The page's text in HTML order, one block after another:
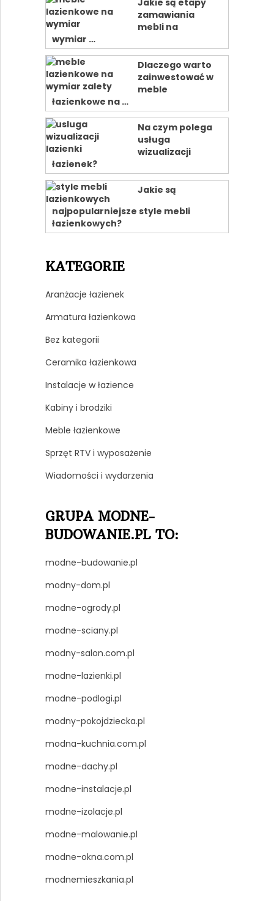
zamawiania
mebli na
wymiar …
Dlaczego warto
zainwestować w
meble
łazienkowe na …
Na czym polega
usługa
wizualizacji
łazienek?
Jakie są
najpopularniejsze style mebli
łazienkowych?
KATEGORIE
Aranżacje łazienek
Armatura łazienkowa
Bez kategorii
Ceramika łazienkowa
Instalacje w łazience
Kabiny i brodziki
Meble łazienkowe
Sprzęt RTV i wyposażenie
Wiadomości i wydarzenia
GRUPA MODNE-
BUDOWANIE.PL TO:
modne-budowanie.pl
modny-dom.pl
modne-ogrody.pl
modne-sciany.pl
modny-salon.com.pl
modne-lazienki.pl
modne-podlogi.pl
modny-pokojdziecka.pl
modna-kuchnia.com.pl
modne-dachy.pl
modne-instalacje.pl
modne-izolacje.pl
modne-malowanie.pl
modne-okna.com.pl
modnemieszkania.pl